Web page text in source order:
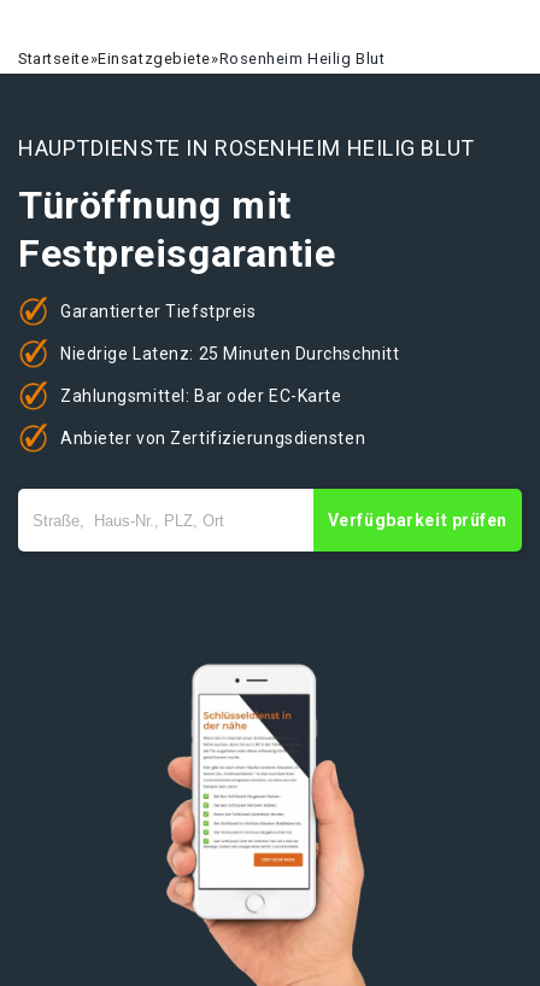
Startseite»Einsatzgebiete»Rosenheim Heilig Blut
HAUPTDIENSTE IN ROSENHEIM HEILIG BLUT
Türöffnung mit
Festpreisgarantie
Garantierter Tiefstpreis
Niedrige Latenz: 25 Minuten Durchschnitt
Zahlungsmittel: Bar oder EC-Karte
Anbieter von Zertifizierungsdiensten
Verfügbarkeit prüfen